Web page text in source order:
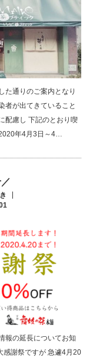
た通りのご案内となり
者が出てきていること
配慮し 下記のとおり喫
年4月3日～4…
報の延長についてお知
感謝祭ですが 急遽4月20